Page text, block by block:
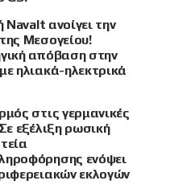
Navalt ανοίγει την
Μεσογείου!
απόβαση στην
ηλιακά-ηλεκτρικά
στις γερμανικές
εξέλιξη ρωσική
ενόψει
εκλογών